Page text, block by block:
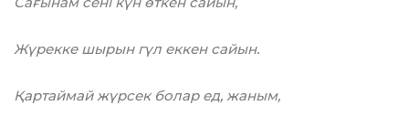
Жүрекке шырын гүл еккен сайын.
Қартаймай жүрсек болар ед, жаным,